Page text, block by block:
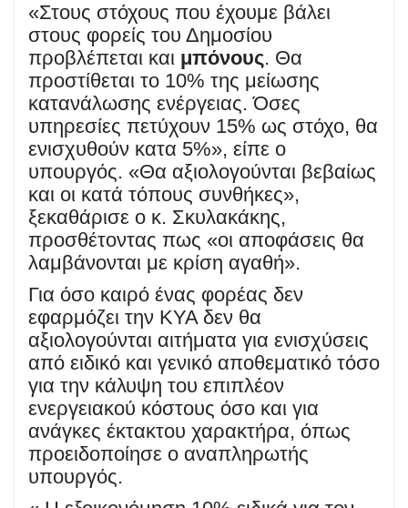
«Στους στόχους που έχουμε βάλει
στους φορείς του Δημοσίου
προβλέπεται και μπόνους. Θα
προστίθεται το 10% της μείωσης
κατανάλωσης ενέργειας. Όσες
υπηρεσίες πετύχουν 15% ως στόχο, θα
ενισχυθούν κατα 5%», είπε ο
υπουργός. «Θα αξιολογούνται βεβαίως
και οι κατά τόπους συνθήκες»,
ξεκαθάρισε ο κ. Σκυλακάκης,
προσθέτοντας πως «οι αποφάσεις θα
λαμβάνονται με κρίση αγαθή».
Για όσο καιρό ένας φορέας δεν
εφαρμόζει την ΚΥΑ δεν θα
αξιολογούνται αιτήματα για ενισχύσεις
από ειδικό και γενικό αποθεματικό τόσο
για την κάλυψη του επιπλέον
ενεργειακού κόστους όσο και για
ανάγκες έκτακτου χαρακτήρα, όπως
προειδοποίησε ο αναπληρωτής
υπουργός.